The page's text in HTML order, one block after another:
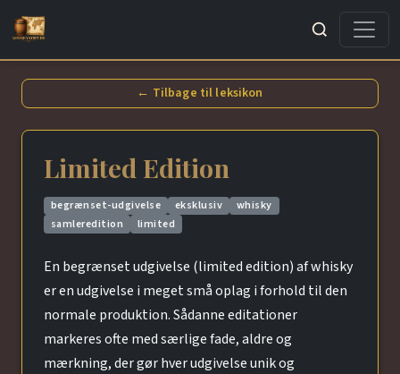
Søg
← Tilbage til leksikon
Limited Edition
begrænset-udgivelse eksklusiv
whisky
samleredition
limited
En begrænset udgivelse (limited edition) af whisky
er en udgivelse i meget små oplag i forhold til den
normale produktion. Sådanne editationer
markeres ofte med særlige fade, aldre og
mærkning, der gør hver udgivelse unik og